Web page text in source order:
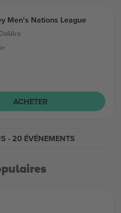
Men's Nations League
ACHETER
- 20 ÉVÉNEMENTS